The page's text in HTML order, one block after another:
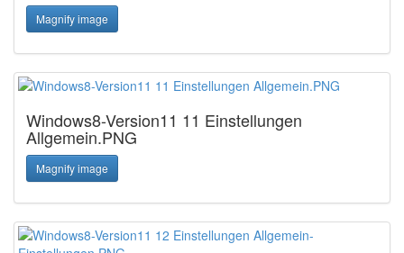
Magnify image
Windows8-Version11 11 Einstellungen
Allgemein.PNG
Magnify image